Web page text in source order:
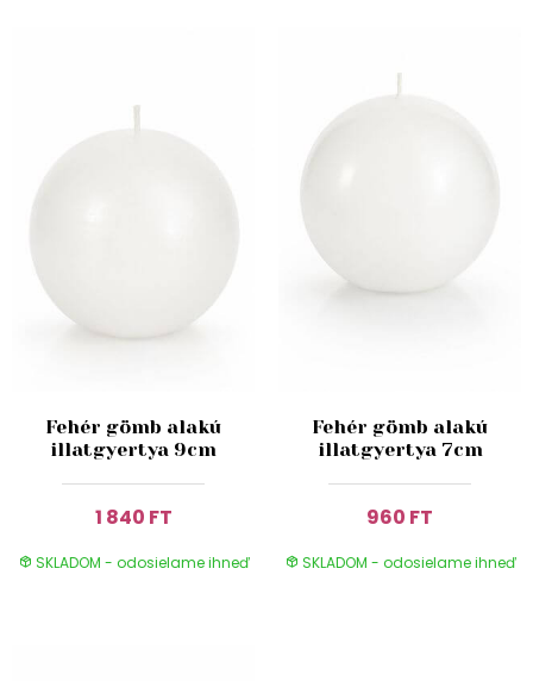
Fehér gömb alakú
illatgyertya 9cm
1 840 FT
SKLADOM - odosielame ihneď
Fehér gömb alakú
illatgyertya 7cm
960 FT
SKLADOM - odosielame ihneď